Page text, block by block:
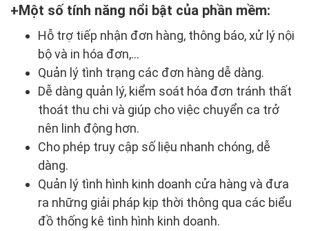
Một số tính năng nổi bật của phần mềm:
Hỗ trợ tiếp nhận đơn hàng, thông báo, xử lý nội
bộ và in hóa đơn,...
Quản lý tình trạng các đơn hàng dễ dàng.
Dễ dàng quản lý, kiểm soát hóa đơn tránh thất
thoát thu chi và giúp cho việc chuyển ca trở
nên linh động hơn.
Cho phép truy cập số liệu nhanh chóng, dễ
dàng.
Quản lý tình hình kinh doanh cửa hàng và đưa
ra những giải pháp kịp thời thông qua các biểu
đồ thống kê tình hình kinh doanh.